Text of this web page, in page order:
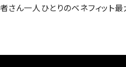
者さん一人ひとりのベネフィット